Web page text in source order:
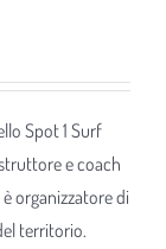
Spot 1 Surf
e coach
organizzatore di
territorio.